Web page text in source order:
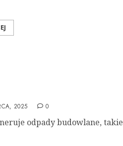
2025 0
odpady budowlane, takie